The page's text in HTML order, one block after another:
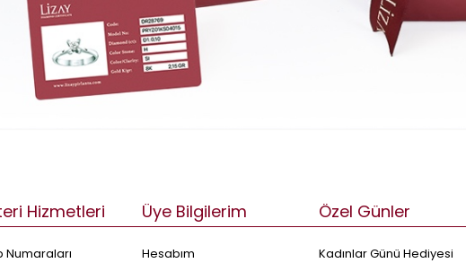
Hizmetleri
Numaraları
Üye Bilgilerim
Hesabım
Özel Günler
Kadınlar Günü Hediyesi